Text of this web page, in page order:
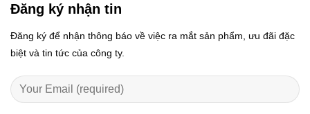
Đăng ký nhận tin
Đăng ký để nhận thông báo về việc ra mắt sản phẩm, ưu đãi đặc
biệt và tin tức của công ty.